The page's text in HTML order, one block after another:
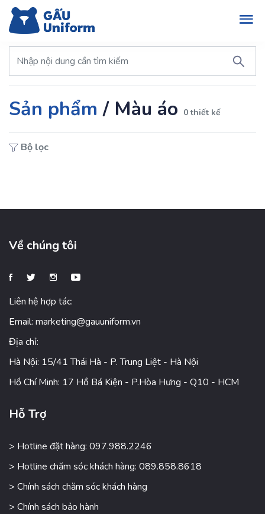
Sản phẩm / Màu áo 0 thiết kế
Bộ lọc
Về chúng tôi
Liên hệ hợp tác:
Email: marketing@gauuniform.vn
Địa chỉ:
Hà Nội: 15/41 Thái Hà - P. Trung Liệt - Hà Nội
Hồ Chí Minh: 17 Hồ Bá Kiện - P.Hòa Hưng - Q10 - HCM
Hỗ Trợ
> Hotline đặt hàng: 097.988.2246
> Hotline chăm sóc khách hàng: 089.858.8618
> Chính sách chăm sóc khách hàng
> Chính sách bảo hành